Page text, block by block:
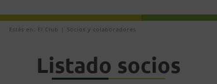
Estás en: El Club Socios y colaboradores
Listado socios